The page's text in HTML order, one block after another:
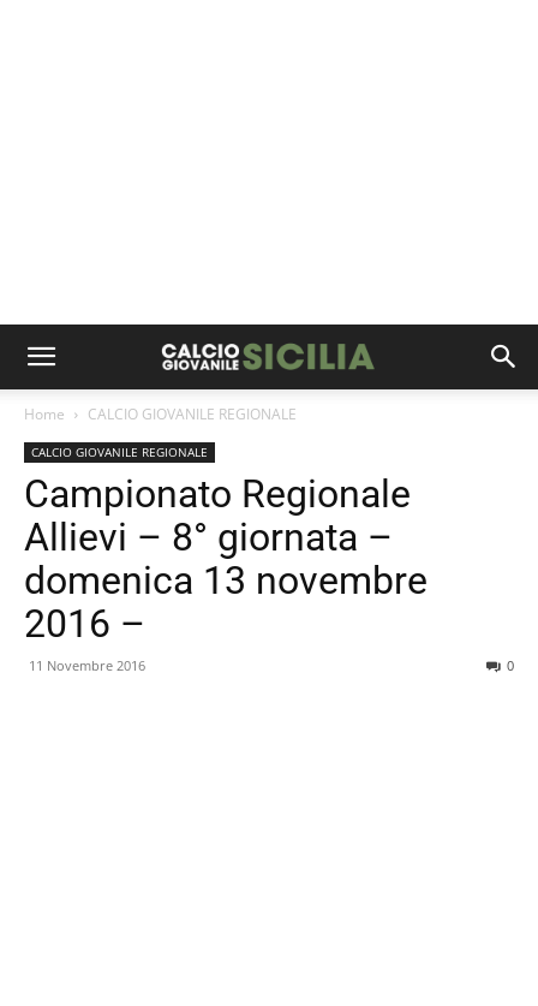
Home CALCIO GIOVANILE REGIONALE
CALCIO GIOVANILE REGIONALE
Campionato Regionale
Allievi – 8° giornata –
domenica 13 novembre
2016 –
11 Novembre 2016 0